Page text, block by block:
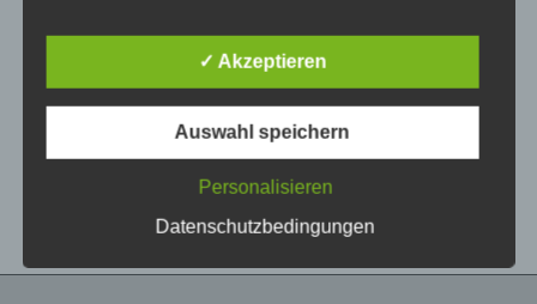
mit
Platinum Black
mit
von
a) personenbezogene Daten
Personenbezogene Daten sind alle
Informationen, die sich auf eine identifizierte oder
identifizierbare natürliche Person (im Folgenden
„betroffene Person") beziehen. Als identifizierbar
wird eine natürliche Person angesehen, die
direkt oder indirekt, insbesondere mittels
zu einer Kennnummer, zu Standortdaten, zu
✓ Akzeptieren
Auswahl speichern
Personalisieren
Datenschutzbedingungen